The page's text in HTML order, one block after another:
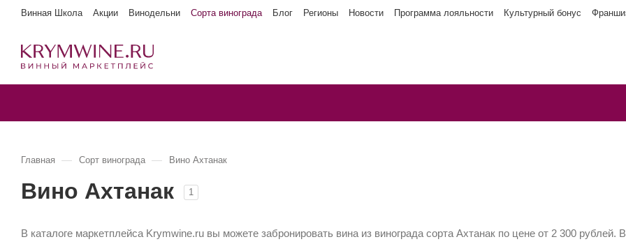
Винная Школа Акции Винодельни Сорта винограда Блог Регионы Новости Программа лояльности Культурный бонус
Главная — Сорт винограда — Вино Ахтанак
Вино Ахтанак 1
В каталоге маркетплейса Krymwine.ru вы можете забронировать вина из винограда сорта Ахтанак по цене от 2 300